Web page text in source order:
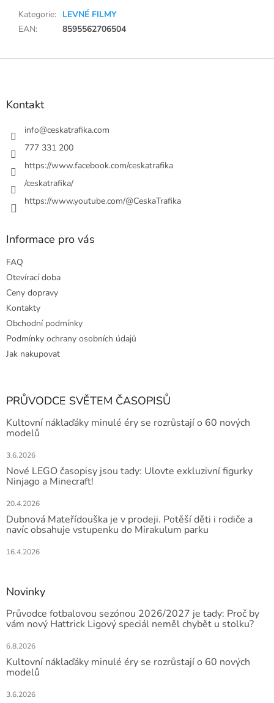
Kategorie: LEVNÉ FILMY
EAN: 8595562706504
Z
Kontakt
info@ceskatrafika.com
777 331 200
https://www.facebook.com/ceskatrafika
/ceskatrafika/
https://www.youtube.com/@CeskaTrafika
Informace pro vás
FAQ
Otevírací doba
Ceny dopravy
Kontakty
Obchodní podmínky
Podmínky ochrany osobních údajů
Jak nakupovat
PRŮVODCE SVĚTEM ČASOPISŮ
Kultovní náklaďáky minulé éry se rozrůstají o 60 nových
modelů
3.6.2026
Nové LEGO časopisy jsou tady: Ulovte exkluzivní figurky
Ninjago a Minecraft!
20.4.2026
Dubnová Mateřídouška je v prodeji. Potěší děti i rodiče a
navíc obsahuje vstupenku do Mirakulum parku
16.4.2026
Novinky
Průvodce fotbalovou sezónou 2026/2027 je tady: Proč by
vám nový Hattrick Ligový speciál neměl chybět u stolku?
6.8.2026
Kultovní náklaďáky minulé éry se rozrůstají o 60 nových
modelů
3.6.2026